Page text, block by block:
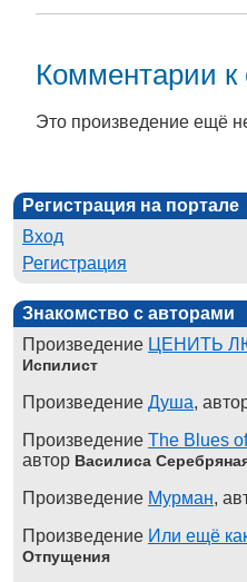
Комментарии к
Это произведение ещё
Регистрация на портале
Вход
Регистрация
Знакомство с авторами
Произведение ЦЕНИТЬ
Испилист
Произведение Душа,
Произведение The Blues
автор Василиса
Произведение Мурман,
Произведение Или ещё
Отпущения